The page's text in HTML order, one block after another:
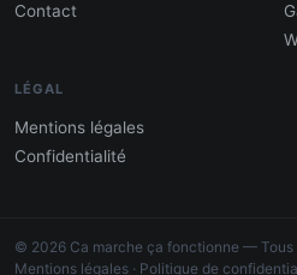
Contact
LÉGAL
Mentions légales
Confidentialité
© 2026 Ca marche ça fonctionne — Tous
Mentions légales · Politique de
l'argent
Gagne 300 € – 5 000 € /